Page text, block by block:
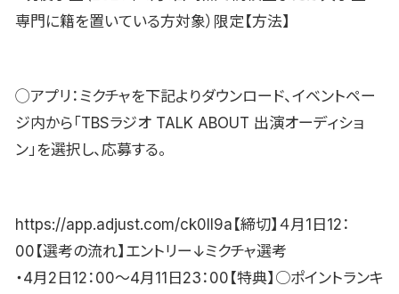
専門に籍を置いている方対象）限定【方法】
◯アプリ：ミクチャを下記よりダウンロード、イベントペー
ジ内から「TBSラジオ TALK ABOUT 出演オーディショ
ン」を選択し、応募する。
https://app.adjust.com/ck0ll9a【締切】４月1日12：
00【選考の流れ】エントリー↓ミクチャ選考
・4月2日12：00〜4月11日23：00【特典】○ポイントランキ